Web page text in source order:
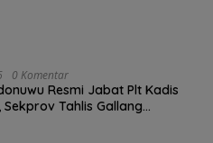
0 Komentar
Resmi Jabat Plt Kadis
Sekprov Tahlis Gallang